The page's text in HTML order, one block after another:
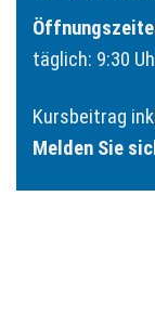
täglich: 9:30
Kursbeitrag
Melden Sie